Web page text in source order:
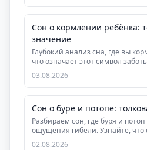
Сон о кормлении ребёнка:
значение
Глубокий анализ сна, где вы
что означает этот символ
03.08.2026
Сон о буре и потопе:
Разбираем сон, где буря и
ощущения гибели. Узнайте, что
как...
02.08.2026